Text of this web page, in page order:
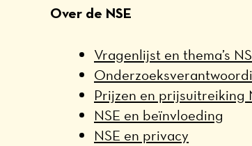
Over de NSE
Vragenlijst en thema’s
Prijzen en prijsuitreiking
NSE en beïnvloeding
NSE en privacy